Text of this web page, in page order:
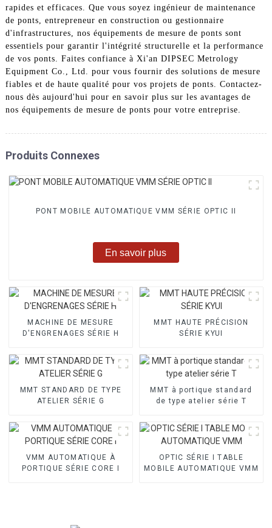
rapides et efficaces. Que vous soyez ingénieur de maintenance
de ponts, entrepreneur en construction ou gestionnaire
d'infrastructures, nos équipements de mesure de ponts sont
essentiels pour garantir l'intégrité structurelle et la performance
de vos ponts. Faites confiance à Xi'an DIPSEC Metrology
Equipment Co., Ltd. pour vous fournir des solutions de mesure
fiables et de haute qualité pour vos projets de ponts. Contactez-
nous dès aujourd'hui pour en savoir plus sur les avantages de
nos équipements de mesure de ponts pour votre entreprise.
Produits Connexes
PONT MOBILE AUTOMATIQUE VMM SÉRIE OPTIC II
En savoir plus
MACHINE DE MESURE
D'ENGRENAGES SÉRIE H
MMT HAUTE PRÉCISION
SÉRIE KYUI
MMT STANDARD DE TYPE
ATELIER SÉRIE G
MMT à portique standard
de type atelier série T
VMM AUTOMATIQUE À
PORTIQUE SÉRIE CORE I
OPTIC SÉRIE I TABLE
MOBILE AUTOMATIQUE VMM